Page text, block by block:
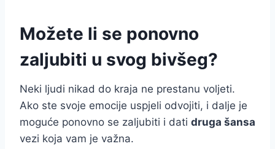
Možete li se ponovno
zaljubiti u svog bivšeg?
Neki ljudi nikad do kraja ne prestanu voljeti.
Ako ste svoje emocije uspjeli odvojiti, i dalje je
moguće ponovno se zaljubiti i dati druga šansa
vezi koja vam je važna.